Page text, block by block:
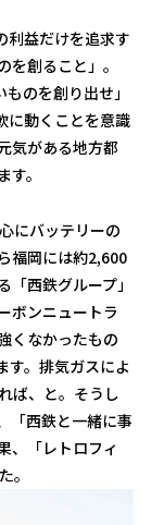
利益だけを追求す
創ること」。
のを創り出せ」
に動くことを意識
気がある地方都
。
にバッテリーの
福岡には約2,600
西鉄グループ」
ボンニュートラ
くなかったもの
す。排気ガスによ
ば、と。そうし
「西鉄と一緒に事
、「レトロフィ
。